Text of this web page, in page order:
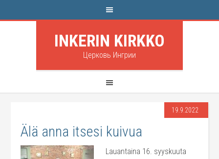
INKERIN KIRKKO
Церковь Ингрии
19.9.2022
Älä anna itsesi kuivua
Lauantaina 16. syyskuuta